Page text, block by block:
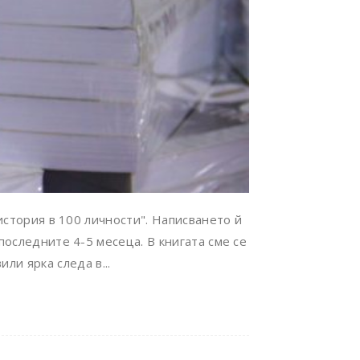
в 100 личности". Написването й
4-5 месеца. В книгата сме се
ярка следа в...